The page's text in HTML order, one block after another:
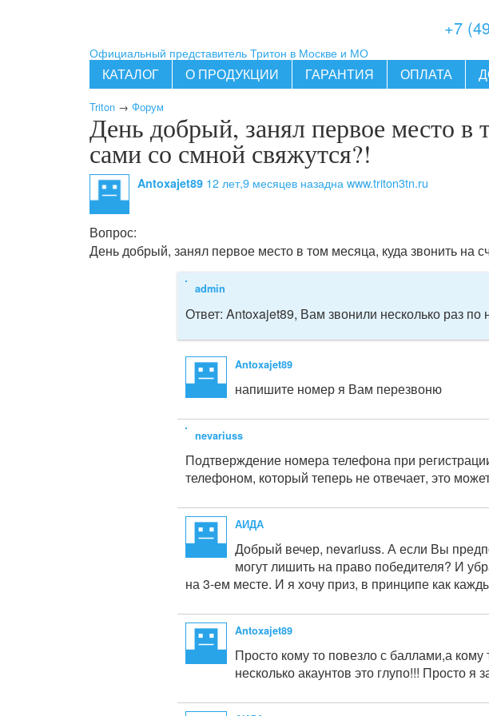
Официальный представитель Тритон в Москве и МО
+7
КАТАЛОГ О ПРОДУКЦИИ ГАРАНТИЯ ОПЛАТА
Triton → Форум
День добрый, занял первое место в
сами со смной свяжутся?!
Antoxajet89 12 лет,9 месяцев назадна www.triton3tn.ru
Вопрос:
День добрый, занял первое место в том месяца, куда звонить на
admin
Ответ: Antoxajet89, Вам звонили несколько раз по
Antoxajet89
напишите номер я Вам перезвоню
nevariuss
Подтверждение номера телефона при
телефоном, который теперь не отвечает, это
АИДА
Добрый вечер, nevariuss. А если Вы
могут лишить на право победителя? И
на 3-ем месте. И я хочу приз, в принципе как
Antoxajet89
Просто кому то повезло с баллами,а
несколько акаунтов это глупо!!! Просто я